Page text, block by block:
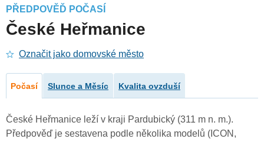
PŘEDPOVĚĎ POČASÍ
České Heřmanice
Označit jako domovské město
Počasí Slunce a Měsíc Kvalita ovzduší
České Heřmanice leží v kraji Pardubický (311 m n. m.).
Předpověď je sestavena podle několika modelů (ICON,